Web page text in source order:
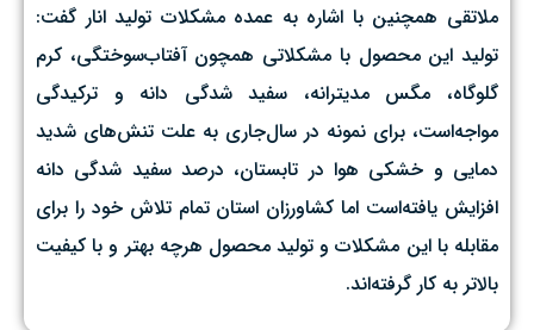
ملاتقی همچنین با اشاره به عمده مشکلات تولید انار گفت:
تولید این محصول با مشکلاتی همچون آفتاب‌سوختگی، کرم
گلوگاه، مگس مدیترانه‌، سفید شدگی دانه و ترکیدگی
مواجه‌است، برای نمونه در سال‌جاری به علت تنش‌های شدید
دمایی و خشکی هوا در تابستان، درصد سفید شدگی دانه
افزایش یافته‌است اما کشاورزان استان تمام تلاش خود را برای
مقابله با این مشکلات و تولید محصول هرچه بهتر و با کیفیت
بالاتر به کار گرفته‌اند.